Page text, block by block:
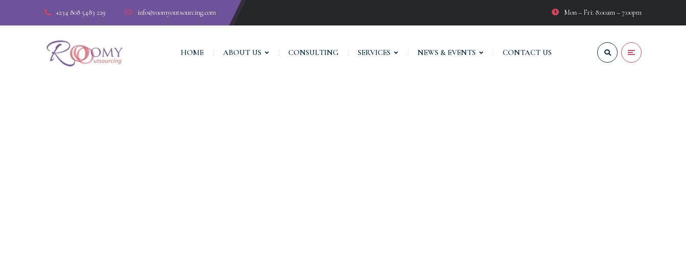
+234 808 5483 229 info@roomyoutsourcing.com Mon – Fri: 8:00am – 7:00pm
HOME ABOUT US CONSULTING SERVICES NEWS & EVENTS CONTACT US